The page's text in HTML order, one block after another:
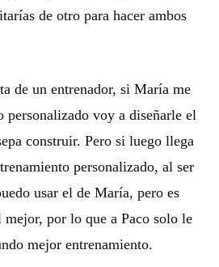
de otro para hacer ambos
de un entrenador, si María me
personalizado voy a diseñarle el
construir. Pero si luego llega
personalizado, al ser
usar el de María, pero es
por lo que a Paco solo le
mejor entrenamiento.